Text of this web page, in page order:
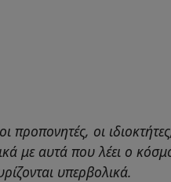
προπονητές, οι
με αυτά που λέει ο
υπερβολικά.